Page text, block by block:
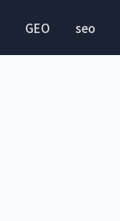
GEO seo